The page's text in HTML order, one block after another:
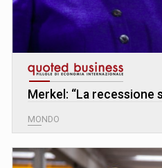
Merkel: “La recessione
MONDO